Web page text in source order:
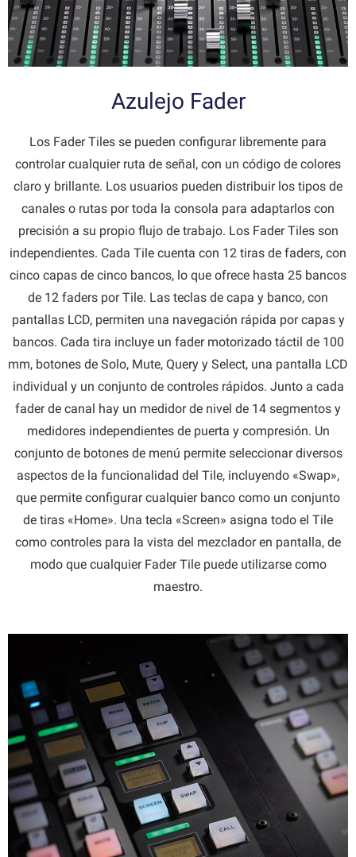
Azulejo Fader
Los Fader Tiles se pueden configurar libremente para
controlar cualquier ruta de señal, con un código de colores
claro y brillante. Los usuarios pueden distribuir los tipos de
canales o rutas por toda la consola para adaptarlos con
precisión a su propio flujo de trabajo. Los Fader Tiles son
independientes. Cada Tile cuenta con 12 tiras de faders, con
cinco capas de cinco bancos, lo que ofrece hasta 25 bancos
de 12 faders por Tile. Las teclas de capa y banco, con
pantallas LCD, permiten una navegación rápida por capas y
bancos. Cada tira incluye un fader motorizado táctil de 100
mm, botones de Solo, Mute, Query y Select, una pantalla LCD
individual y un conjunto de controles rápidos. Junto a cada
fader de canal hay un medidor de nivel de 14 segmentos y
medidores independientes de puerta y compresión. Un
conjunto de botones de menú permite seleccionar diversos
aspectos de la funcionalidad del Tile, incluyendo «Swap»,
que permite configurar cualquier banco como un conjunto
de tiras «Home». Una tecla «Screen» asigna todo el Tile
como controles para la vista del mezclador en pantalla, de
modo que cualquier Fader Tile puede utilizarse como
maestro.